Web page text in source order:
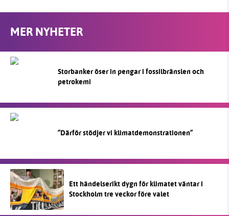
MER NYHETER
Storbanker öser in pengar i fossilbränslen och
petrokemi
”Därför stödjer vi klimatdemonstrationen”
Ett händelserikt dygn för klimatet väntar i
Stockholm tre veckor före valet